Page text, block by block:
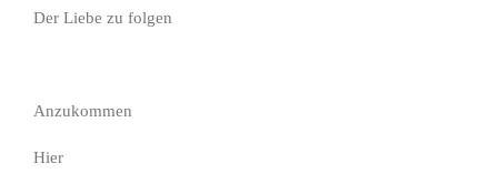
Der Liebe zu folgen
Anzukommen
Hier